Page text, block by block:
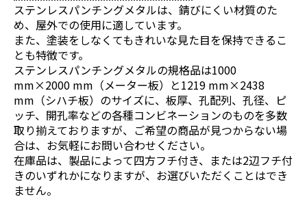
ステンレスパンチングメタルは、錆びにくい材質のた
め、屋外での使用に適しています。
また、塗装をしなくてもきれいな見た目を保持できるこ
とも特徴です。
ステンレスパンチングメタルの規格品は1000
mm×2000 mm（メーター板）と1219 mm×2438
mm（シハチ板）のサイズに、板厚、孔配列、孔径、ピ
ッチ、開孔率などの各種コンビネーションのものを多数
取り揃えておりますが、ご希望の商品が見つからない場
合は、お気軽にお問い合わせください。
在庫品は、製品によって四方フチ付き、または2辺フチ付
きのいずれかになりますが、お選びいただくことはでき
ません。